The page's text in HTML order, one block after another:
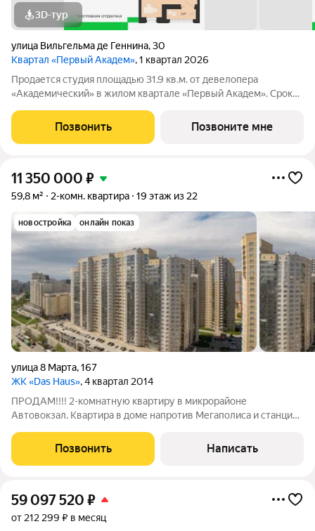
3D-тур
улица Вильгельма де Геннина,30
Квартал «Первый Академ», 1 квартал 2026
Продается студия площадью 31.9 кв.м. от девелопера
«Академический» в жилом квартале «Первый Академ». Срок
район, рядом с ТРЦ «Академический». Через дорогу проходит
трамвайная линия. Два вида
Позвонить Позвоните мне
11 350 000 ₽
59,8 м² 2-комн. квартира 19 этаж из 22
новостройка онлайн показ
улица 8 Марта,167
ЖК «Das Haus», 4 квартал 2014
ПРОДАМ!!!! 2-комнатную квартиру в микрорайоне
Автовокзал. Квартира в доме напротив Мегаполиса и станции
59,8 кв. м. Просторная кухня с выходом на лоджию, гостиная и
Позвонить Написать
59 097 520 ₽
от 212 299 ₽ в месяц